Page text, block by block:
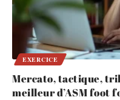
EXERCICE
Mercato, tactique,
meilleur d’ASM foot